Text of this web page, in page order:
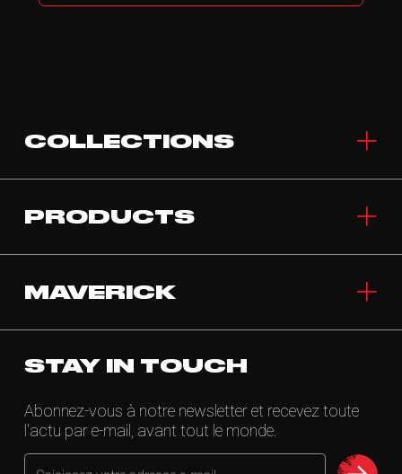
COLLECTIONS
PRODUCTS
MAVERICK
STAY IN TOUCH
Abonnez-vous à notre newsletter et recevez toute
l'actu par e-mail, avant tout le monde.